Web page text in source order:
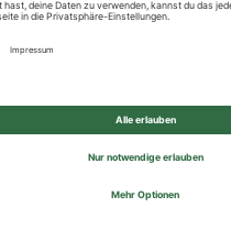
© 2026 REWE Group - All rights